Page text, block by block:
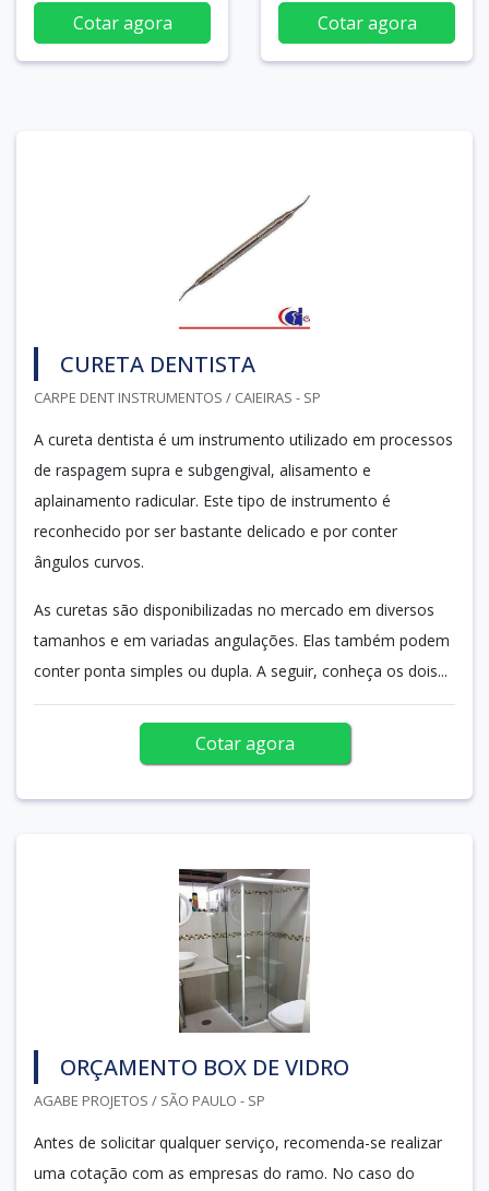
Cotar agora Cotar agora
CURETA DENTISTA
CARPE DENT INSTRUMENTOS / CAIEIRAS - SP
A cureta dentista é um instrumento utilizado em processos
de raspagem supra e subgengival, alisamento e
aplainamento radicular. Este tipo de instrumento é
reconhecido por ser bastante delicado e por conter
ângulos curvos.
As curetas são disponibilizadas no mercado em diversos
tamanhos e em variadas angulações. Elas também podem
conter ponta simples ou dupla. A seguir, conheça os dois...
Cotar agora
ORÇAMENTO BOX DE VIDRO
AGABE PROJETOS / SÃO PAULO - SP
Antes de solicitar qualquer serviço, recomenda-se realizar
uma cotação com as empresas do ramo. No caso do